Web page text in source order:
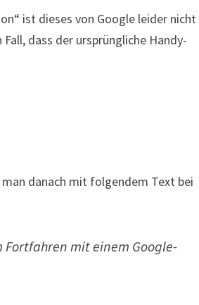
ist dieses von Google leider nicht
dass der ursprüngliche Handy-
danach mit folgendem Text bei
Fortfahren mit einem Google-